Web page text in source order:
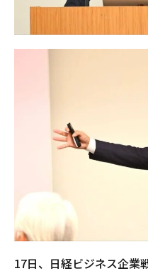
17日、日経ビジネス企業